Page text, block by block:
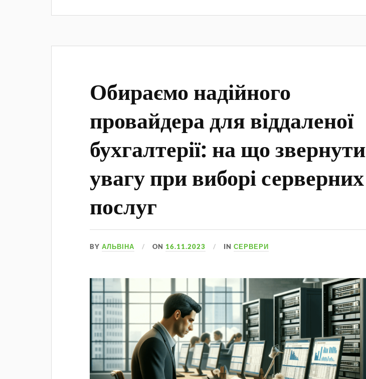
Обираємо надійного
провайдера для віддаленої
бухгалтерії: на що звернути
увагу при виборі серверних
послуг
BYАЛЬВІНА ON 16.11.2023 INСЕРВЕРИ